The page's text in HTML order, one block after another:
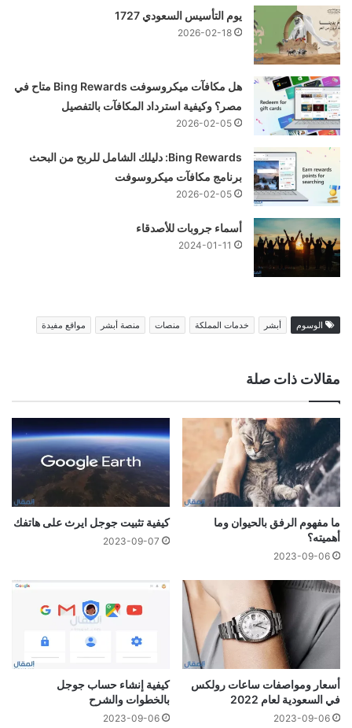
يوم التأسيس السعودي 1727
2026-02-18
هل مكافآت ميكروسوفت Bing Rewards متاح في
مصر؟ وكيفية استرداد المكافآت بالتفصيل
2026-02-05
Bing Rewards: دليلك الشامل للربح من البحث
برنامج مكافآت ميكروسوفت
2026-02-05
أسماء جروبات للأصدقاء
2024-01-11
الوسوم أبشر خدمات المملكة منصات منصة أبشر مواقع مفيدة
مقالات ذات صلة
ما مفهوم الرفق بالحيوان وما
أهميته؟
2023-09-06
كيفية تثبيت جوجل ايرث على هاتفك
2023-09-07
أسعار ومواصفات ساعات رولكس
في السعودية لعام 2022
2023-09-06
كيفية إنشاء حساب جوجل
بالخطوات والشرح
2023-09-06